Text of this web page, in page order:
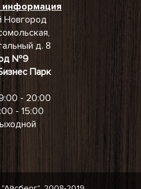
информация
Новгород
д. 8
№9
Парк
- 20:00
- 15:00